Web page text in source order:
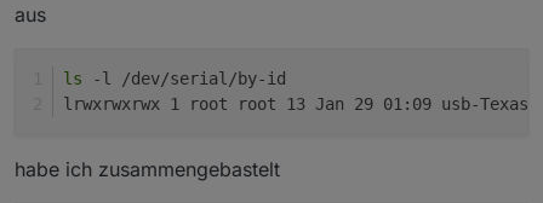
aus
ls -l /dev/serial/by-id
lrwxrwxrwx 1 root root 13 Jan 29 01:09 usb-
habe ich zusammengebastelt